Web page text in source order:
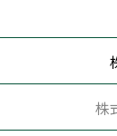
株